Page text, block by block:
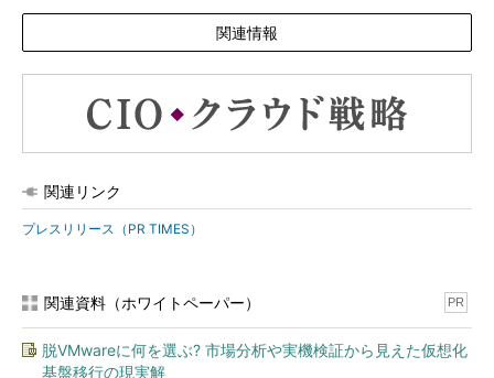
関連情報
関連リンク
プレスリリース（PR TIMES）
関連資料（ホワイトペーパー） PR
脱VMwareに何を選ぶ? 市場分析や実機検証から見えた仮想化
基盤移行の現実解